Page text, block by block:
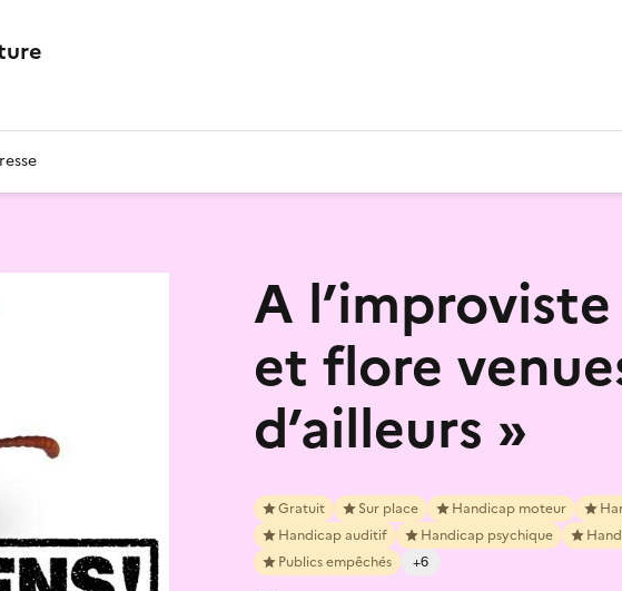
A
et flore
d’ailleurs »
Gratuit Sur place Handicap moteur
Handicap auditif
Handicap psychique
Publics empêchés
+6